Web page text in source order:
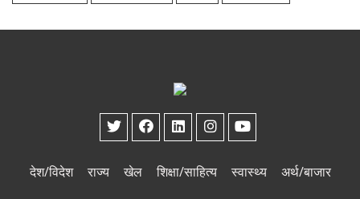
देश/विदेश राज्य खेल शिक्षा/साहित्य स्वास्थ्य अर्थ/बाजार